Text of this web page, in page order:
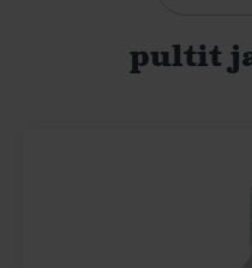
pultit